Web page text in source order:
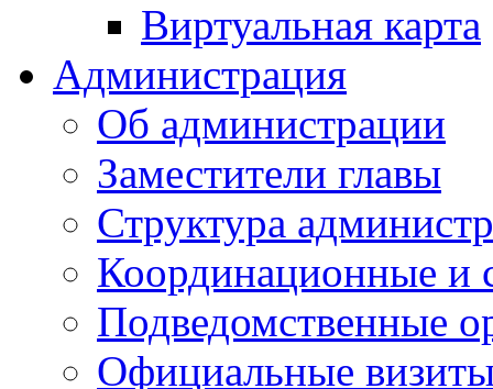
Виртуальная карта
Администрация
Об администрации
Заместители главы
Структура
Координационные и
Подведомственные
Официальные